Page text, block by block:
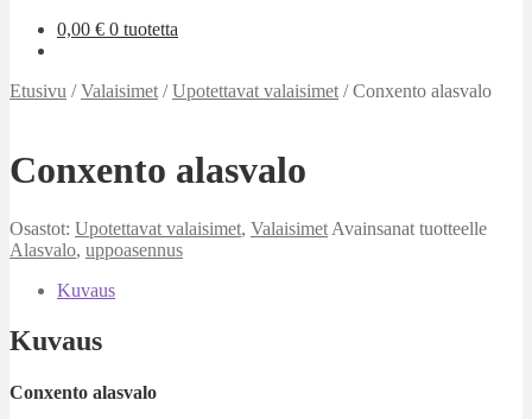
0,00 € 0 tuotetta
Etusivu /Valaisimet /Upotettavat valaisimet /Conxento alasvalo
Conxento alasvalo
Osastot: Upotettavat valaisimet, Valaisimet Avainsanat tuotteelle
Alasvalo, uppoasennus
Kuvaus
Kuvaus
Conxento alasvalo